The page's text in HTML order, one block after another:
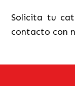
Solicita tu
contacto con